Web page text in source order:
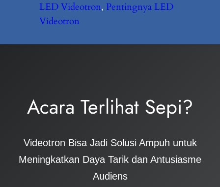
LED Videotron, Pentingnya LED
Videotron
Acara Terlihat Sepi?
Videotron Bisa Jadi Solusi Ampuh untuk
Meningkatkan Daya Tarik dan Antusiasme
Audiens